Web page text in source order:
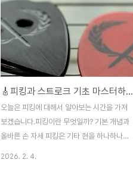
자연스럽게 몸에 익히도록 해주죠. 초보자부
터 전문가까지 모두에게 필수적인 연습 파트
너랍니다.2. 단계별 메트로놈 연습법: 천천히
시작해 점차 속도 올리기처음에는 느린 박자
부터 시작하는 게 좋아요. 예를 들어 분당 60
박자의 느린 속도로 맞춰 놓고, 각 음을 정확
히 맞추는 것에 집중하세요. 너무 빠르게 하
다 보면 틀리기 쉬우니, 천천히 정확성에 우
선순위를 둡니다. 20~30분 꾸준히 연습하
고 나면 ..
🎸피킹과 스트로크 기초 마스터하기: 리듬감을 살려 멋지게 연주하는 첫 걸음! 🥁🎶
오늘은 피킹에 대해서 알아보는 시간을 가져
보겠습니다.피킹이란 무엇일까? 기본 개념과
올바른 손 자세 피킹은 기타 현을 하나하나
2026. 2. 4.